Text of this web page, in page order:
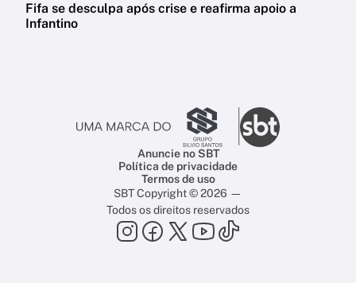
Fifa se desculpa após crise e reafirma apoio a
Infantino
Anuncie no SBT
Política de privacidade
Termos de uso
SBT Copyright © 2026 —
Todos os direitos reservados